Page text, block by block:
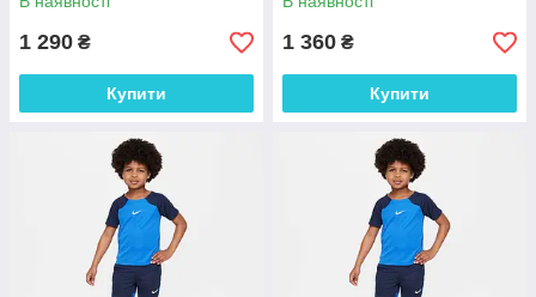
1 290 ₴
Купити
1 360 ₴
Купити